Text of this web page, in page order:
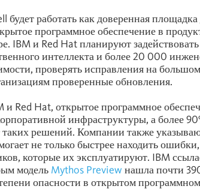
будет работать как доверенная
программное обеспечение в
IBM и Red Hat планируют
интеллекта и более 20 000
проверять исправления на
проверенные обновления.
Red Hat, открытое программное
инфраструктуры, а более
таких решений. Компании также
не только быстрее находить
которые их эксплуатируют. IBM
модель Mythos Preview нашла почти
опасности в открытом